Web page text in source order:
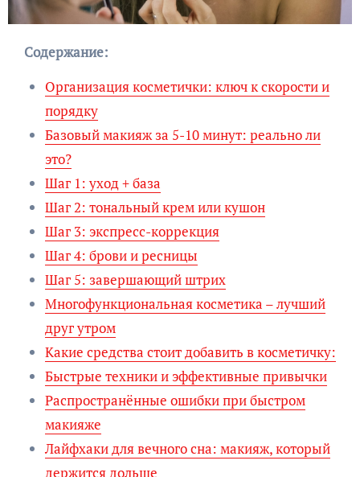
Содержание:
Организация косметички: ключ к скорости и
порядку
Базовый макияж за 5-10 минут: реально ли
это?
Шаг 1: уход + база
Шаг 2: тональный крем или кушон
Шаг 3: экспресс-коррекция
Шаг 4: брови и ресницы
Шаг 5: завершающий штрих
Многофункциональная косметика – лучший
друг утром
Какие средства стоит добавить в косметичку:
Быстрые техники и эффективные привычки
Распространённые ошибки при быстром
макияже
Лайфхаки для вечного сна: макияж, который
держится дольше